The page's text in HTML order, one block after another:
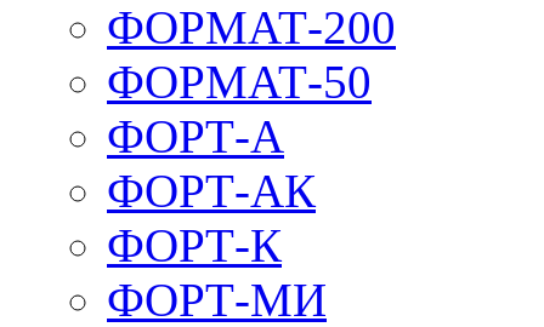
ФОРМАТ-200
ФОРМАТ-50
ФОРТ-А
ФОРТ-АК
ФОРТ-К
ФОРТ-МИ